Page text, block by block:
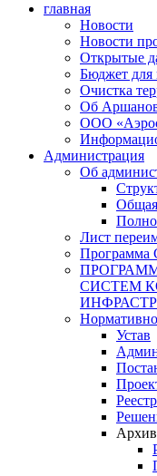
главная
Новости
Новости
Открытые
Бюджет для
Очистка
Об
ООО
Администрация
Об
Лист
Программа
СИСТЕМ
Устав